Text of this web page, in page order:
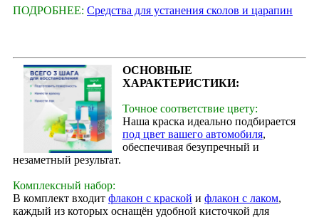
ПОДРОБНЕЕ: Средства для устанения сколов и царапин
ОСНОВНЫЕ
ХАРАКТЕРИСТИКИ:
Точное соответствие цвету:
Наша краска идеально подбирается
под цвет вашего автомобиля,
обеспечивая безупречный и
незаметный результат.
Комплексный набор:
В комплект входит флакон с краской и флакон с лаком,
каждый из которых оснащён удобной кисточкой для